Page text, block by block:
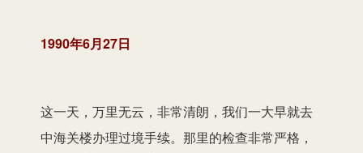
1990年6月27日
这一天，万里无云，非常清朗，我们一大早就去
中海关楼办理过境手续。那里的检查非常严格，